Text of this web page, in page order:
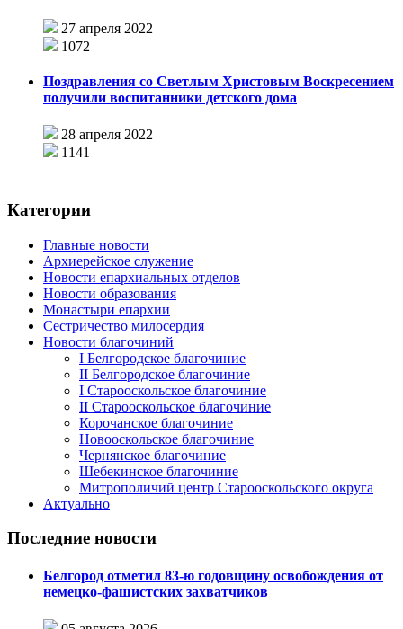
27 апреля 2022
1072
Поздравления со Светлым Христовым Воскресением
получили воспитанники детского дома
28 апреля 2022
1141
Категории
Главные новости
Архиерейское служение
Новости епархиальных отделов
Новости образования
Монастыри епархии
Сестричество милосердия
Новости благочиний
I Белгородское благочиние
II Белгородское благочиние
I Старооскольское благочиние
II Старооскольское благочиние
Корочанское благочиние
Новооскольское благочиние
Чернянское благочиние
Шебекинское благочиние
Митрополичий центр Старооскольского округа
Актуально
Последние новости
Белгород отметил 83-ю годовщину освобождения от
немецко-фашистских захватчиков